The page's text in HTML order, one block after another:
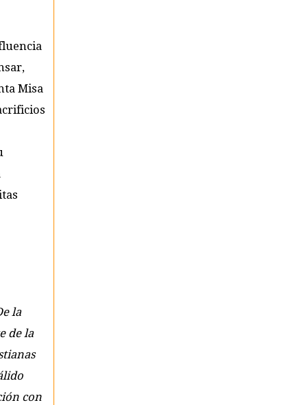
Misa
la
de la
con